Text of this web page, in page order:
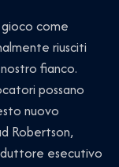
come
riusciti
fianco.
possano
nuovo
Robertson,
esecutivo